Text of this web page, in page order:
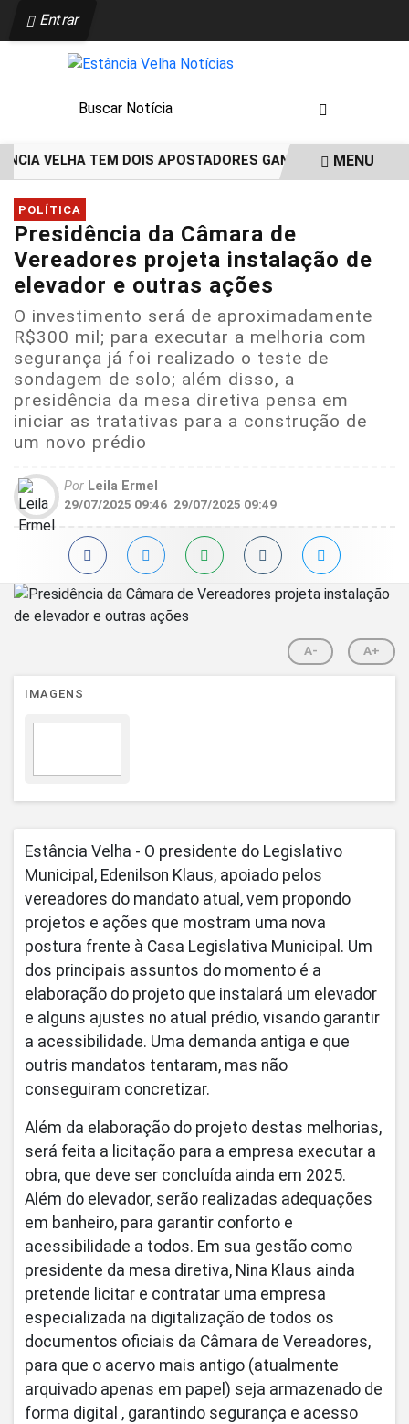
Entrar
VELHA TEM DOIS APOSTADORES GANHADORES DE
EM ALTA
MENU
POLÍTICA
Presidência da Câmara de
Vereadores projeta instalação de
elevador e outras ações
O investimento será de aproximadamente
R$300 mil; para executar a melhoria com
segurança já foi realizado o teste de
sondagem de solo; além disso, a
presidência da mesa diretiva pensa em
iniciar as tratativas para a construção de
um novo prédio
Por Leila Ermel
29/07/2025 09:46 29/07/2025 09:49
A- A+
IMAGENS
Estância Velha - O presidente do Legislativo
Municipal, Edenilson Klaus, apoiado pelos
vereadores do mandato atual, vem propondo
projetos e ações que mostram uma nova
postura frente à Casa Legislativa Municipal. Um
dos principais assuntos do momento é a
elaboração do projeto que instalará um elevador
e alguns ajustes no atual prédio, visando garantir
a acessibilidade. Uma demanda antiga e que
outris mandatos tentaram, mas não
conseguiram concretizar.
Além da elaboração do projeto destas melhorias,
será feita a licitação para a empresa executar a
obra, que deve ser concluída ainda em 2025.
Além do elevador, serão realizadas adequações
em banheiro, para garantir conforto e
acessibilidade a todos. Em sua gestão como
presidente da mesa diretiva, Nina Klaus ainda
pretende licitar e contratar uma empresa
especializada na digitalização de todos os
documentos oficiais da Câmara de Vereadores,
para que o acervo mais antigo (atualmente
arquivado apenas em papel) seja armazenado de
forma digital , garantindo segurança e acesso